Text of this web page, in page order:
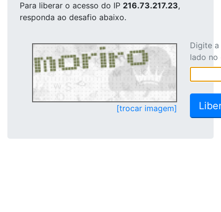
Para liberar o acesso do IP 216.73.217.23,
responda ao desafio abaixo.
[trocar imagem]
Digite
lado no